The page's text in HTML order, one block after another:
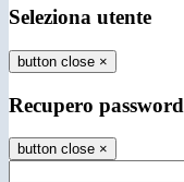
Seleziona utente
button close ×
Recupero password
button close ×